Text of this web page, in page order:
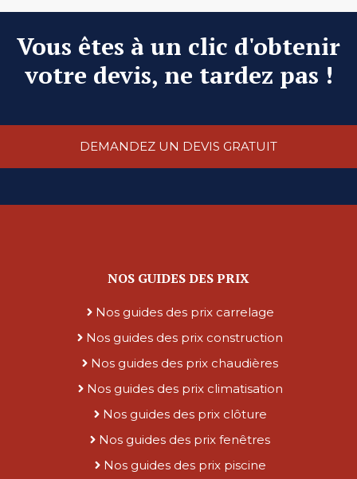
Vous êtes à un clic d'obtenir
votre devis, ne tardez pas !
DEMANDEZ UN DEVIS GRATUIT
NOS GUIDES DES PRIX
Nos guides des prix carrelage
Nos guides des prix construction
Nos guides des prix chaudières
Nos guides des prix climatisation
Nos guides des prix clôture
Nos guides des prix fenêtres
Nos guides des prix piscine